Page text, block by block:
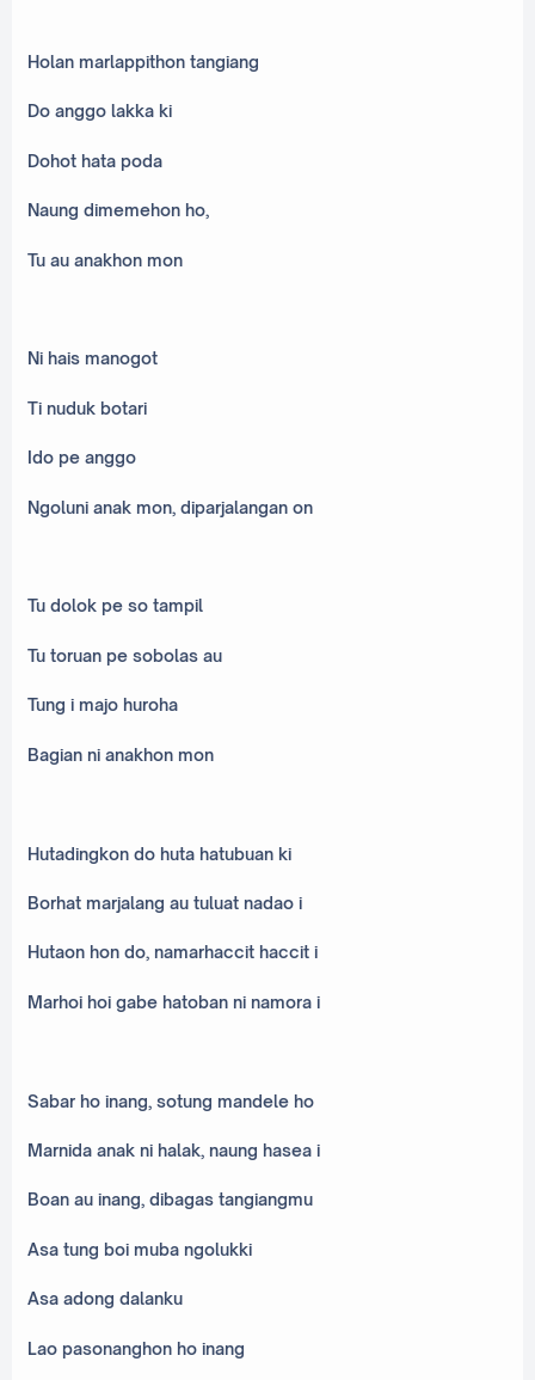
Holan marlappithon tangiang
Do anggo lakka ki
Dohot hata poda
Naung dimemehon ho,
Tu au anakhon mon
Ni hais manogot
Ti nuduk botari
Ido pe anggo
Ngoluni anak mon, diparjalangan on
Tu dolok pe so tampil
Tu toruan pe sobolas au
Tung i majo huroha
Bagian ni anakhon mon
Hutadingkon do huta hatubuan ki
Borhat marjalang au tuluat nadao i
Hutaon hon do, namarhaccit haccit i
Marhoi hoi gabe hatoban ni namora i
Sabar ho inang, sotung mandele ho
Marnida anak ni halak, naung hasea i
Boan au inang, dibagas tangiangmu
Asa tung boi muba ngolukki
Asa adong dalanku
Lao pasonanghon ho inang